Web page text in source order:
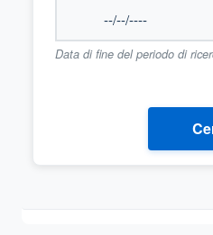
Data di fine del periodo di